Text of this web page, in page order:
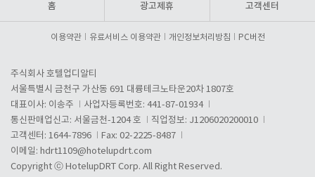
홈 광고제휴 고객센터
이용약관 유료서비스 이용약관 개인정보처리방침 PC버전
주식회사 호텔업디알티
서울특별시 금천구 가산동 691 대륭테크노타운20차 1807호
대표이사: 이송주
사업자등록번호: 441-87-01934
통신판매업신고: 서울금천-1204 호
직업정보: J1206020200010
고객센터: 1644-7896
Fax: 02-2225-8487
이메일: hdrt1109@hotelupdrt.com
Copyright ⓒ HotelupDRT Corp. All Right Reserved.